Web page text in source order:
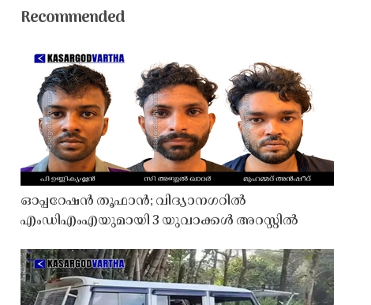
Recommended
ഓപ്പറേഷൻ തൂഫാൻ; വിദ്യാനഗറിൽ
എംഡിഎംഎയുമായി 3 യുവാക്കൾ അറസ്റ്റിൽ